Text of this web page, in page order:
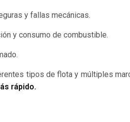
y fallas mecánicas.
y consumo de combustible.
tipos de flota y múltiples
rápido.